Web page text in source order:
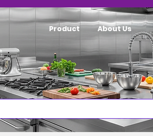
Product About Us